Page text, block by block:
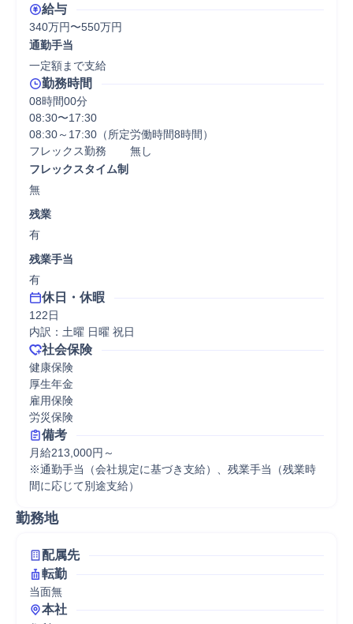
給与
340万円〜550万円
通勤手当
一定額まで支給
勤務時間
08時間00分
08:30〜17:30
08:30～17:30（所定労働時間8時間）
フレックス勤務	無し
フレックスタイム制
無
残業
有
残業手当
有
休日・休暇
122日
内訳：土曜 日曜 祝日
社会保険
健康保険
厚生年金
雇用保険
労災保険
備考
月給213,000円～
※通勤手当（会社規定に基づき支給）、残業手当（残業時
間に応じて別途支給）
勤務地
配属先
転勤
当面無
本社